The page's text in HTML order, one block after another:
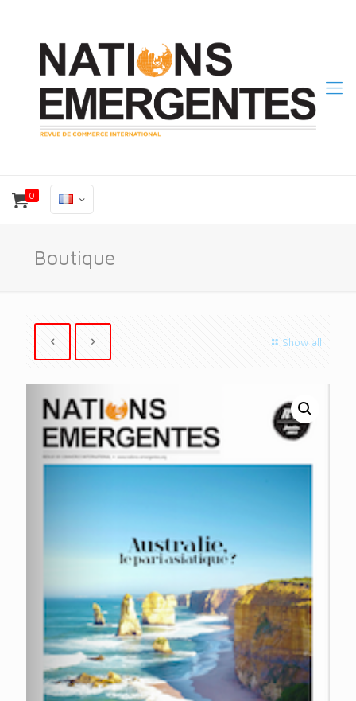
0
Boutique
Show all